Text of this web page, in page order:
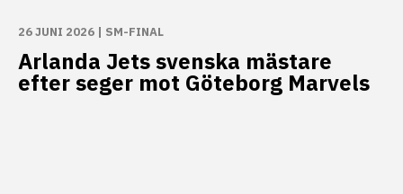
26 JUNI 2026 | SM-FINAL
Arlanda Jets svenska mästare
efter seger mot Göteborg Marvels